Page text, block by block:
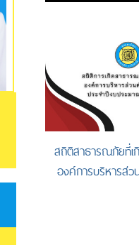
สถิติสาธารณภัยที่เ
องค์การบริหารส่ว